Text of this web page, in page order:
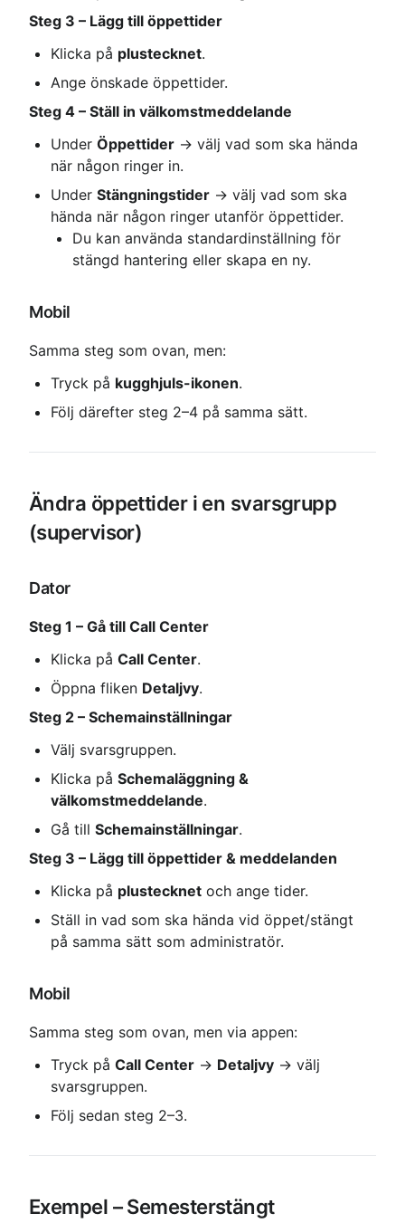
Steg 3 – Lägg till öppettider
Klicka på plustecknet.
Ange önskade öppettider.
Steg 4 – Ställ in välkomstmeddelande
Under Öppettider → välj vad som ska hända
när någon ringer in.
Under Stängningstider → välj vad som ska
hända när någon ringer utanför öppettider.
Du kan använda standardinställning för
stängd hantering eller skapa en ny.
Mobil
Samma steg som ovan, men:
Tryck på kugghjuls-ikonen.
Följ därefter steg 2–4 på samma sätt.
Ändra öppettider i en svarsgrupp
(supervisor)
Dator
Steg 1 – Gå till Call Center
Klicka på Call Center.
Öppna fliken Detaljvy.
Steg 2 – Schemainställningar
Välj svarsgruppen.
Klicka på Schemaläggning &
välkomstmeddelande.
Gå till Schemainställningar.
Steg 3 – Lägg till öppettider & meddelanden
Klicka på plustecknet och ange tider.
Ställ in vad som ska hända vid öppet/stängt
på samma sätt som administratör.
Mobil
Samma steg som ovan, men via appen:
Tryck på Call Center → Detaljvy → välj
svarsgruppen.
Följ sedan steg 2–3.
Exempel – Semesterstängt